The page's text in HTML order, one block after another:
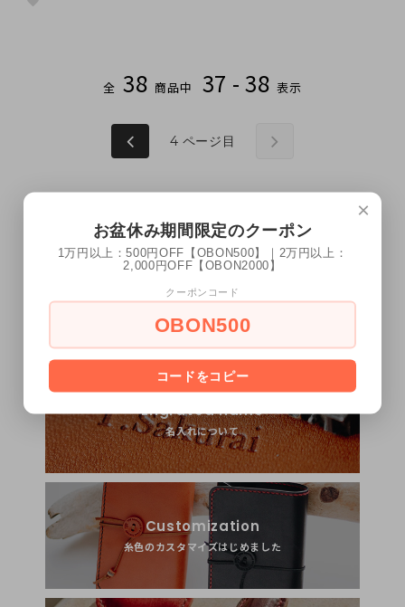
全 38 商品中 37 - 38 表示
4 ページ目
Shipping
税込10,000円以上のご購入で送料無料
Engraved name
名入れについて
Customization
糸色のカスタマイズはじめました
×
お盆休み期間限定のクーポン
1万円以上：500円OFF【OBON500】｜2万円以上：
2,000円OFF【OBON2000】
クーポンコード
OBON500
コードをコピー